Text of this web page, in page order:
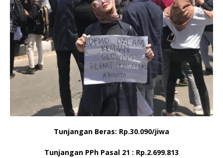
Tunjangan Beras: Rp.30.090/jiwa
Tunjangan PPh Pasal 21 : Rp.2.699.813